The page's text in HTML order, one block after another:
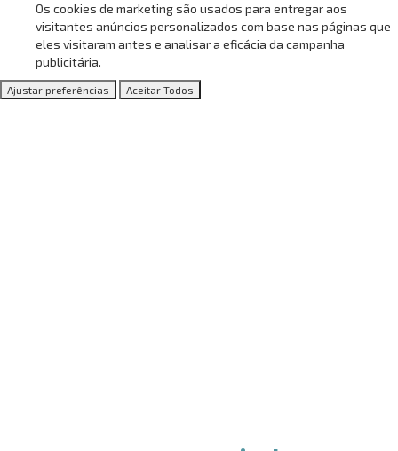
Os cookies de marketing são usados para entregar aos
visitantes anúncios personalizados com base nas páginas que
eles visitaram antes e analisar a eficácia da campanha
publicitária.
Ajustar preferências Aceitar Todos